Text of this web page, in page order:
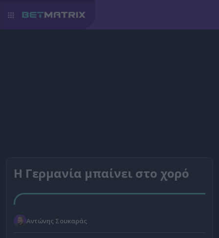
Η Γερμανία μπαίνει στο χορό
Αντώνης Σουκαράς